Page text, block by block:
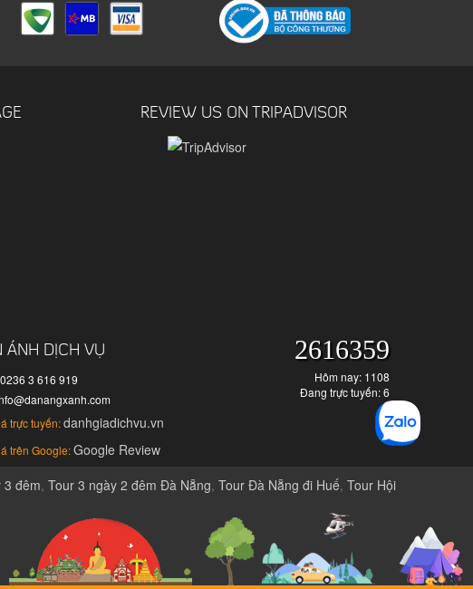
REVIEW US ON TRIPADVISOR
ÁNH DỊCH VỤ
0236 3 616 919
trực tuyến:danhgiadichvu.vn
trên Google:Google Review
2616359
Hôm nay: 1108
Đang trực tuyến: 6
3 đêm, Tour 3 ngày 2 đêm Đà Nẵng, Tour Đà Nẵng đi Huế, Tour Hội